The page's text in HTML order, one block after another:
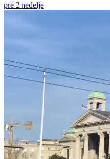
pre 2 nedelje